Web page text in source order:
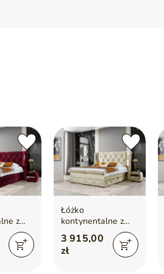
z
na
Łóżko
kontynentalne z
pojemnikiem na
pościel 180x200
Neria Lux Beżowe
3 915,00
zł